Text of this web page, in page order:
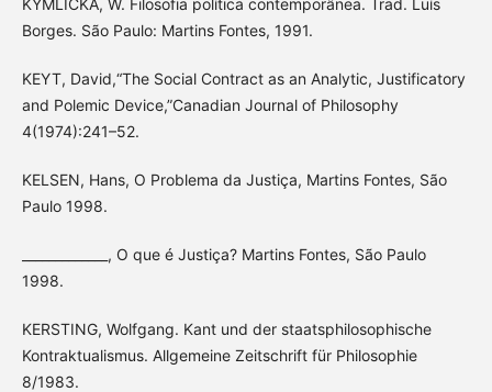
Borges. São Paulo: Martins Fontes, 1991.
KEYT, David,“The Social Contract as an Analytic, Justificatory
and Polemic Device,”Canadian Journal of Philosophy
4(1974):241–52.
KELSEN, Hans, O Problema da Justiça, Martins Fontes, São
Paulo 1998.
_____________, O que é Justiça? Martins Fontes, São Paulo
1998.
KERSTING, Wolfgang. Kant und der staatsphilosophische
Kontraktualismus. Allgemeine Zeitschrift für Philosophie
8/1983.